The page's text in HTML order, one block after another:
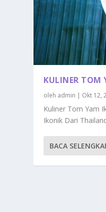
KULINER TOM
oleh admin | Okt 12,
Kuliner Tom Yam
Ikonik Dari
BACA